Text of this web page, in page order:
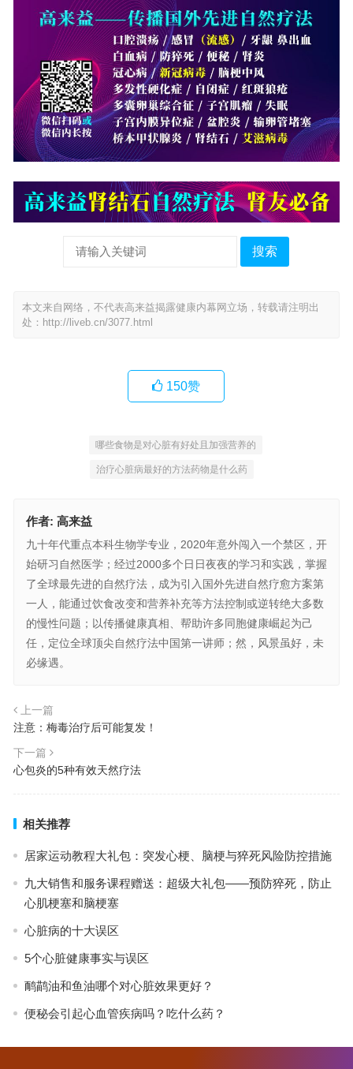
搜索
本文来自网络，不代表高来益揭露健康内幕网立场，转载请注明出
处： http://liveb.cn/3077.html
150赞
哪些食物是对心脏有好处且加强营养的
治疗心脏病最好的方法药物是什么药
作者: 高来益
九十年代重点本科生物学专业，2020年意外闯入一个禁区，开
始研习自然医学；经过2000多个日日夜夜的学习和实践，掌握
了全球最先进的自然疗法，成为引入国外先进自然疗愈方案第
一人，能通过饮食改变和营养补充等方法控制或逆转绝大多数
的慢性问题；以传播健康真相、帮助许多同胞健康崛起为己
任，定位全球顶尖自然疗法中国第一讲师；然，风景虽好，未
必缘遇。
上一篇
注意：梅毒治疗后可能复发！
下一篇
心包炎的5种有效天然疗法
相关推荐
居家运动教程大礼包：突发心梗、脑梗与猝死风险防控措施
九大销售和服务课程赠送：超级大礼包——预防猝死，防止
心肌梗塞和脑梗塞
心脏病的十大误区
5个心脏健康事实与误区
鸸鹋油和鱼油哪个对心脏效果更好？
便秘会引起心血管疾病吗？吃什么药？